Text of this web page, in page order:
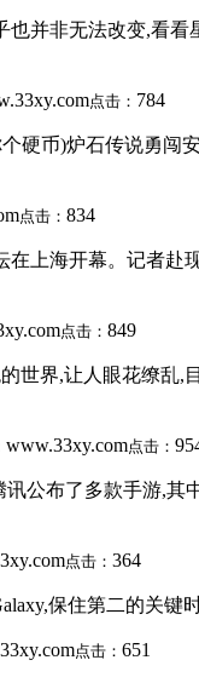
并非无法改变,看
点击： 784
币)炉石传说勇闯
点击： 834
上海开幕。记者
点击： 849
世界,让人眼花缭
www.33xy.com点击：
公布了多款手游,
点击： 364
保住第二的关
点击： 651